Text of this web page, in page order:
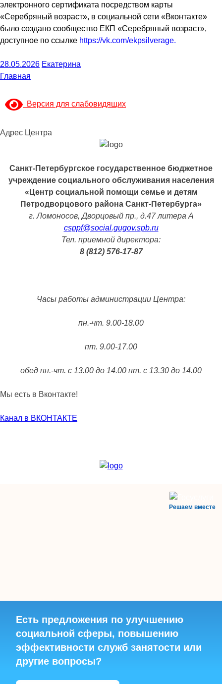
электронного сертификата посредством карты
«Серебряный возраст», в социальной сети «Вконтакте»
было создано сообщество ЕКП «Серебряный возраст»,
доступное по ссылке https://vk.com/ekpsilverage.
28.05.2026 Екатерина
Главная
Версия для слабовидящих
Адрес Центра
Санкт-Петербургское государственное бюджетное
учреждение социального обслуживания населения
«Центр социальной помощи семье и детям
Петродворцового района Санкт-Петербурга»
г. Ломоносов, Дворцовый пр., д.47 литера А
csppf@social.gugov.spb.ru
Тел. приемной директора:
8 (812) 576-17-87
Часы работы администрации Центра:
пн.-чт. 9.00-18.00
пт. 9.00-17.00
обед пн.-чт. с 13.00 до 14.00 пт. с 13.30 до 14.00
Мы есть в Вконтакте!
Канал в ВКОНТАКТЕ
Решаем вместе
Есть предложения по улучшению
социальной сферы, повышению
эффективности служб занятости или
другие вопросы?